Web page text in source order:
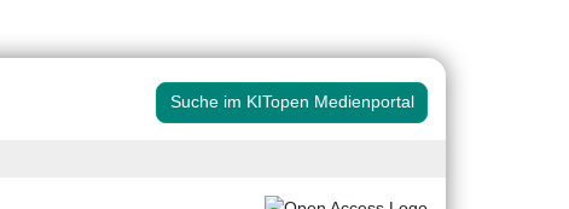
Suche im KITopen Medienportal